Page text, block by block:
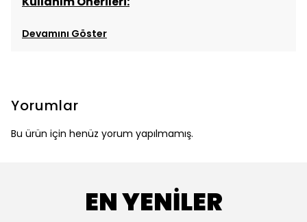
Devamını Göster
Yorumlar
Bu ürün için henüz yorum yapılmamış.
EN YENİLER